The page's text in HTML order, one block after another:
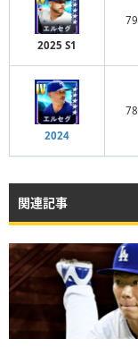
2025 S1
79
2024
78
関連記事